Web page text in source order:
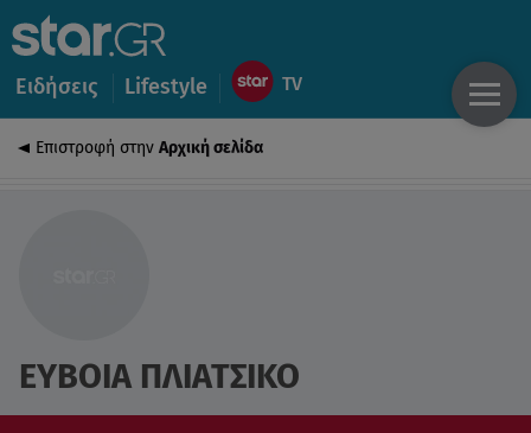
Ειδήσεις Lifestyle
Επιστροφή στην Αρχική σελίδα
ΕΥΒΟΙΑ ΠΛΙΑΤΣΙΚΟ